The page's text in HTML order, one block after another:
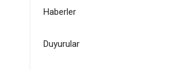
Haberler
Duyurular